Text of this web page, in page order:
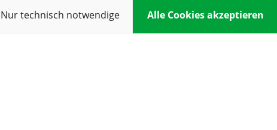
ausreichend für:
Nur technisch notwendige Alle Cookies akzeptieren